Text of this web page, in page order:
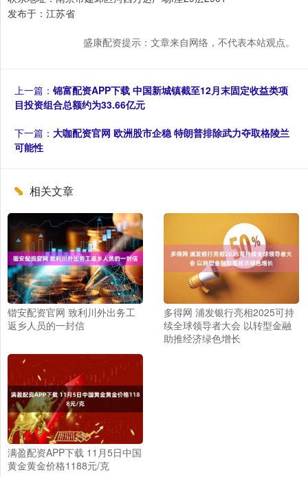
发布于：江苏省
盛康配资提示：文章来自网络，不代表本站观点。
上一篇： 锦富配资APP下载 中国新城镇截至12月末固定收益类项
目投资组合总额约为33.66亿元
下一篇： 大咖配资官网 欧洲股市企稳 特朗普排除武力夺取格陵兰
可能性
相关文章
锴安配资官网 致利川外出务工
返乡人员的一封信
多得网 浦发银行亮相2025可持
续全球领导者大会 以转型金融
助推经济绿色增长
满盈配资APP下载 11月5日中国
黄金黄金价格1188元/克